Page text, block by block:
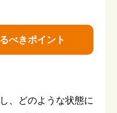
べきポイント
、どのような状態に